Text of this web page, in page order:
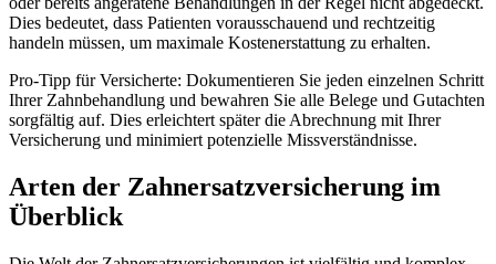
Dies bedeutet, dass Patienten vorausschauend und rechtzeitig
handeln müssen, um maximale Kostenerstattung zu erhalten.
Pro-Tipp für Versicherte: Dokumentieren Sie jeden einzelnen Schritt
Ihrer Zahnbehandlung und bewahren Sie alle Belege und Gutachten
sorgfältig auf. Dies erleichtert später die Abrechnung mit Ihrer
Versicherung und minimiert potenzielle Missverständnisse.
Arten der Zahnersatzversicherung im
Überblick